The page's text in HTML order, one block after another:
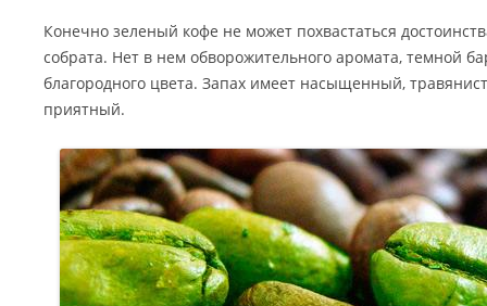
Конечно зеленый кофе не может похвастаться
собрата. Нет в нем обворожительного аромата, темной
благородного цвета. Запах имеет насыщенный,
приятный.